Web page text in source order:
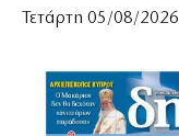
Τετάρτη 05/08/2026